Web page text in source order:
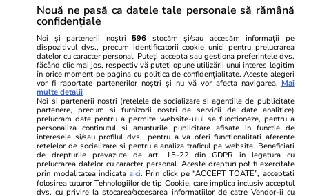
lovită de 2 rachete, incendiul este monitorizat
prin satelit
Știri România 19:08
Consiliul Europei i-a scris lui Ilie Bolojan
despre azilele ilegale din Bihor și a lăudat
DIICOT: „Cine a dezvăluit abuzurile a fost ținta
mesajelor de ură din online”
Politică 19:00
Nouă ne pasă ca datele tale personale să rămână
confidențiale
Noi și partenerii noștri 596 stocăm și/sau accesăm informații pe
dispozitivul dvs., precum identificatorii cookie unici pentru prelucrarea
datelor cu caracter personal. Puteți accepta sau gestiona preferințele dvs.
făcând clic mai jos, respectiv vă puteți opune utilizării unui interes legitim
în orice moment pe pagina cu politica de confidențialitate. Aceste alegeri
vor fi raportate partenerilor noștri și nu vă vor afecta navigarea. Mai
multe detalii
Noi si partenerii nostri (retelele de socializare si agentiile de publicitate
partenere, precum si furnizorii nostri de servicii de date analitice)
prelucram date pentru a permite website-ului sa functioneze, pentru a
personaliza continutul si anunturile publicitare afisate in functie de
interesele si/sau profilul dvs., pentru a va oferi functionalitati aferente
retelelor de socializare si pentru a analiza traficul pe website. Beneficiati
de drepturile prevazute de art. 15-22 din GDPR in legatura cu
prelucrarea datelor cu caracter personal. Aceste drepturi pot fi exercitate
prin modalitatea indicataaici. Prin click pe “ACCEPT TOATE”, acceptati
folosirea tuturor Tehnologiilor de tip Cookie, care implica inclusiv acceptul
dvs. cu privire la stocarea/accesarea informatiilor de catre Vendor-ii cu